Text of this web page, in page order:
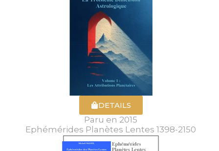
DETAILS
Paru en 2015
Ephémérides Planètes Lentes 1398-2150